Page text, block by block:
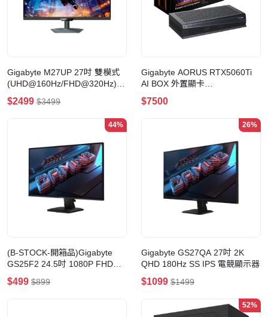
Gigabyte M27UP 27吋 雙模式
(UHD@160Hz/FHD@320Hz)
IPS 電競顯示器
$2499 $3499
Gigabyte AORUS RTX5060Ti
AI BOX 外置顯卡
(USB4/Thunderbolt5)
$7500
44%
(B-STOCK-開箱品)Gigabyte
GS25F2 24.5吋 1080P FHD
200Hz SS IPS 電競顯示器
$499 $899
26%
Gigabyte GS27QA 27吋 2K
QHD 180Hz SS IPS 電競顯示器
$1099 $1499
52%